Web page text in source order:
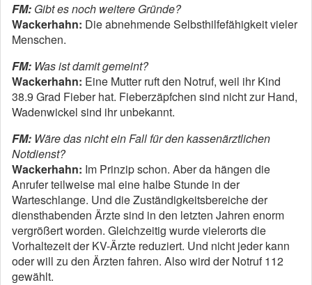
FM: Gibt es noch weitere Gründe?
Wackerhahn: Die abnehmende Selbsthilfefähigkeit vieler
Menschen.
FM: Was ist damit gemeint?
Wackerhahn: Eine Mutter ruft den Notruf, weil ihr Kind
38.9 Grad Fieber hat. Fieberzäpfchen sind nicht zur Hand,
Wadenwickel sind ihr unbekannt.
FM: Wäre das nicht ein Fall für den kassenärztlichen
Notdienst?
Wackerhahn: Im Prinzip schon. Aber da hängen die
Anrufer teilweise mal eine halbe Stunde in der
Warteschlange. Und die Zuständigkeitsbereiche der
diensthabenden Ärzte sind in den letzten Jahren enorm
vergrößert worden. Gleichzeitig wurde vielerorts die
Vorhaltezeit der KV-Ärzte reduziert. Und nicht jeder kann
oder will zu den Ärzten fahren. Also wird der Notruf 112
gewählt.